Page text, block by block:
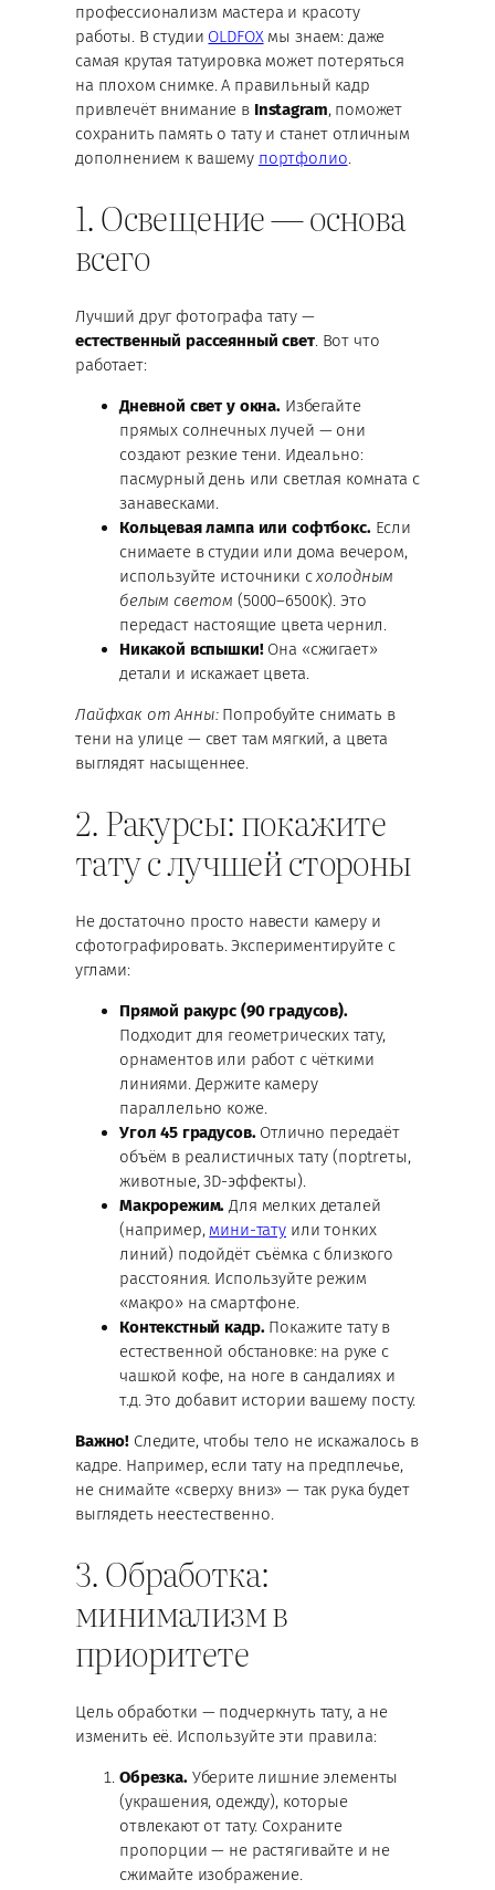
профессионализм мастера и красоту
работы. В студии OLDFOXмы знаем: даже
самая крутая татуировка может потеряться
на плохом снимке. А правильный кадр
привлечёт внимание в Instagram, поможет
сохранить память о тату и станет отличным
дополнением к вашему портфолио.
1. Освещение — основа
всего
Лучший друг фотографа тату —
естественный рассеянный свет. Вот что
работает:
Дневной свет у окна. Избегайте
прямых солнечных лучей — они
создают резкие тени. Идеально:
пасмурный день или светлая комната с
занавесками.
Кольцевая лампа или софтбокс.Если
снимаете в студии или дома вечером,
используйте источники схолодным
белым светом (5000–6500K). Это
передаст настоящие цвета чернил.
Никакой вспышки!Она «сжигает»
детали и искажает цвета.
Лайфхак от Анны:Попробуйте снимать в
тени на улице — свет там мягкий, а цвета
выглядят насыщеннее.
2. Ракурсы: покажите
тату с лучшей стороны
Не достаточно просто навести камеру и
сфотографировать. Экспериментируйте с
углами:
Прямой ракурс (90 градусов).
Подходит для геометрических тату,
орнаментов или работ с чёткими
линиями. Держите камеру
параллельно коже.
Угол 45 градусов.Отлично передаёт
объём в реалистичных тату (порtreты,
животные, 3D-эффекты).
Макрорежим. Для мелких деталей
(например, мини-тату или тонких
линий) подойдёт съёмка с близкого
расстояния. Используйте режим
«макро» на смартфоне.
Контекстный кадр.Покажите тату в
естественной обстановке: на руке с
чашкой кофе, на ноге в сандалиях и
т.д. Это добавит истории вашему посту.
Важно! Следите, чтобы тело не искажалось в
кадре. Например, если тату на предплечье,
не снимайте «сверху вниз» — так рука будет
выглядеть неестественно.
3. Обработка:
минимализм в
приоритете
Цель обработки — подчеркнуть тату, а не
изменить её. Используйте эти правила:
Обрезка.Уберите лишние элементы
(украшения, одежду), которые
отвлекают от тату. Сохраните
пропорции — не растягивайте и не
сжимайте изображение.